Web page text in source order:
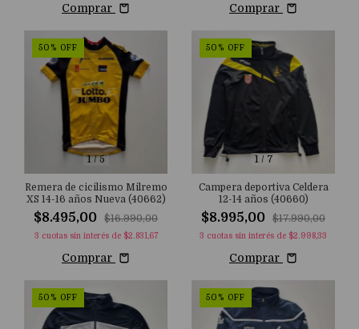
Comprar Comprar
1/5
50 % OFF
Remera de cicilismo Milremo
XS 14-16 años Nueva (40662)
$8.495,00 $16.990,00
3 cuotas sin interés de $2.831,67
Comprar
1/ 7
50 % OFF
Campera deportiva Celdera
12-14 años (40660)
$8.995,00 $17.990,00
3 cuotas sin interés de $2.998,33
Comprar
50 % OFF 50 % OFF